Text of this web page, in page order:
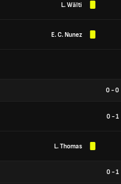
L. Wälti
E. C. Nunez
0 -0
0 - 1
L. Thomas
0 -1